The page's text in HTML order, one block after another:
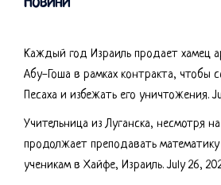
Каждый год Израиль продает хамец
Абу-Гоша в рамках контракта, чтобы
Песаха и избежать его уничтожения.
Учительница из Луганска, несмотря
продолжает преподавать
ученикам в Хайфе, Израиль. July 26,